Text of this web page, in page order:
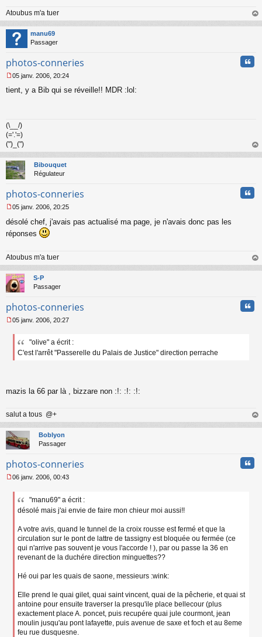
g
e
n
o
n
u
Atoubus m'a tuer
au
manu69
Passager
photos-conneries
e
e
n
o
n
l
u
05 janv. 2006, 20:24
tient, y a Bib qui se réveille!! MDR :lol:
(\__/)
(='.'=)
(")_(")
au
Bibouquet
Régulateur
photos-conneries
e
s
s
g
e
n
o
n
u
05 janv. 2006, 20:25
désolé chef, j'avais pas actualisé ma page, je n'avais donc pas les
réponses
Atoubus m'a tuer
au
S-P
Passager
photos-conneries
e
a
l
u
05 janv. 2006, 20:27
"olive" a écrit :
C'est l'arrêt "Passerelle du Palais de Justice" direction perrache
mazis la 66 par là , bizzare non :!: :!: :!:
salut a tous @+
au
Boblyon
Passager
photos-conneries
e
06 janv. 2006, 00:43
"manu69" a écrit :
désolé mais j'ai envie de faire mon chieur moi aussi!!
A votre avis, quand le tunnel de la croix rousse est fermé et que la
circulation sur le pont de lattre de tassigny est bloquée ou fermée (ce
qui n'arrive pas souvent je vous l'accorde ! ), par ou passe la 36 en
revenant de la duchére direction minguettes??
Hé oui par les quais de saone, messieurs :wink:
Elle prend le quai gilet, quai saint vincent, quai de la pêcherie, et quai st
antoine pour ensuite traverser la presqu'ile place bellecour (plus
exactement place A. poncet, puis recupére quai jule courmont, jean
moulin jusqu'au pont lafayette, puis avenue de saxe et foch et au 8eme
feu rue dusquesne.